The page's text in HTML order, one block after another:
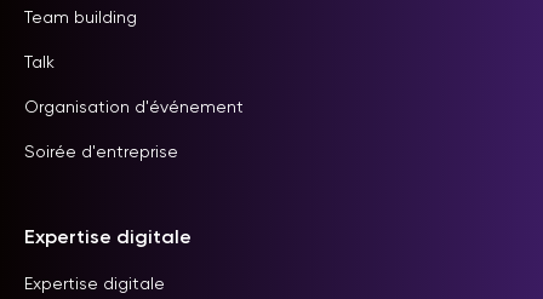
Team building
Talk
Organisation d'événement
Soirée d'entreprise
Expertise digitale
Expertise digitale